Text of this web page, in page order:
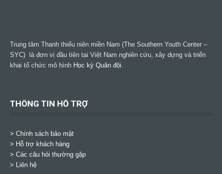
Trung tâm Thanh thiếu niên miền Nam (The Southern Youth Center –
SYC) là đơn vị đầu tiên tại Việt Nam nghiên cứu, xây dựng và triển
khai tổ chức mô hình Học kỳ Quân đội.
THÔNG TIN HỖ TRỢ
> Chính sách bảo mật
> Hỗ trợ khách hàng
> Các câu hỏi thường gặp
> Liên hệ